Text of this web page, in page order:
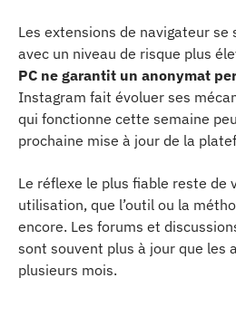
Les extensions de navigateur
avec un niveau de risque plus
PC ne garantit un anonymat
Instagram fait évoluer ses
qui fonctionne cette semaine
prochaine mise à jour de la
Le réflexe le plus fiable reste de
utilisation, que l’outil ou la
encore. Les forums et
sont souvent plus à jour que les
plusieurs mois.